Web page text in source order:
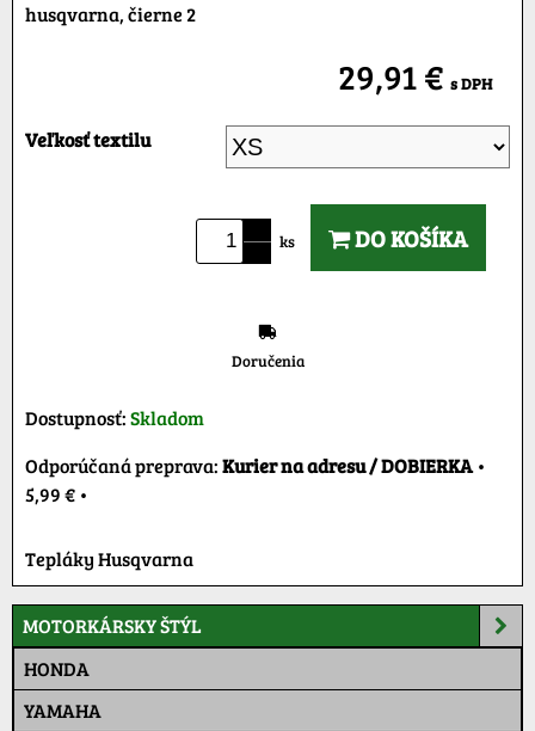
husqvarna, čierne 2
29,91 € s DPH
Veľkosť textilu
ks DO KOŠÍKA
Doručenia
Dostupnosť:Skladom
Kurier na adresu / DOBIERKA•
5,99 € •
Tepláky Husqvarna
MOTORKÁRSKY ŠTÝL
HONDA
YAMAHA